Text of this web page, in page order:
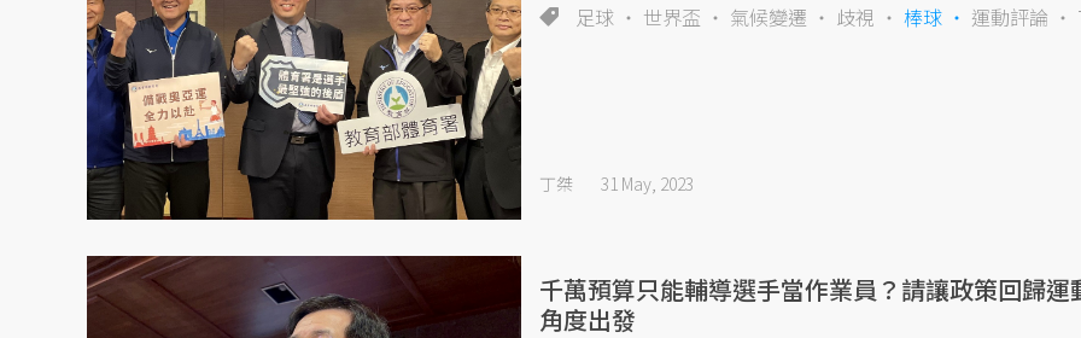
足球 世界盃 氣候變遷 歧視 棒球 運動評論
丁桀 31 May, 2023
千萬預算只能輔導選手當作業員？請讓政策回歸運
角度出發